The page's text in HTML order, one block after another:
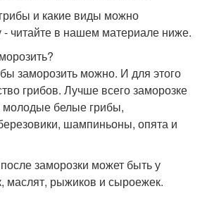
и какие виды можно
- читайте в нашем материале ниже.
заморозить можно. И для этого
грибов. Лучше всего заморозке
молодые белые грибы,
шампиньоны, опята и
заморозки может быть у
маслят, рыжиков и сыроежек.